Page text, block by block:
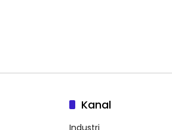
Kanal
Industri